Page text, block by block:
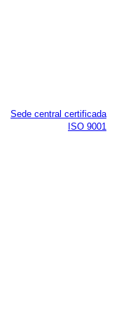
Sede central certificada
ISO 9001